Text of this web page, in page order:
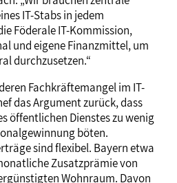
IT-Stabs in jedem
Föderale IT-Kommission,
und eigene Finanzmittel, um
durchzusetzen.“
Fachkräftemangel im IT-
das Argument zurück, dass
öffentlichen Dienstes zu wenig
böten.
sind flexibel. Bayern etwa
Zusatzprämie von
Wohnraum. Davon